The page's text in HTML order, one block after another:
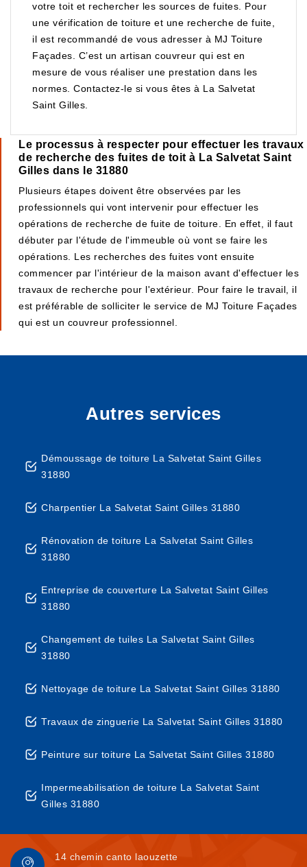
votre toit et rechercher les sources de fuites. Pour
une vérification de toiture et une recherche de fuite,
il est recommandé de vous adresser à MJ Toiture
Façades. C’est un artisan couvreur qui est en
mesure de vous réaliser une prestation dans les
normes. Contactez-le si vous êtes à La Salvetat
Saint Gilles.
Le processus à respecter pour effectuer les travaux
de recherche des fuites de toit à La Salvetat Saint
Gilles dans le 31880
Plusieurs étapes doivent être observées par les
professionnels qui vont intervenir pour effectuer les
opérations de recherche de fuite de toiture. En effet, il faut
débuter par l'étude de l'immeuble où vont se faire les
opérations. Les recherches des fuites vont ensuite
commencer par l'intérieur de la maison avant d'effectuer les
travaux de recherche pour l'extérieur. Pour faire le travail, il
est préférable de solliciter le service de MJ Toiture Façades
qui est un couvreur professionnel.
Autres services
Démoussage de toiture La Salvetat Saint Gilles
31880
Charpentier La Salvetat Saint Gilles 31880
Rénovation de toiture La Salvetat Saint Gilles
31880
Entreprise de couverture La Salvetat Saint Gilles
31880
Changement de tuiles La Salvetat Saint Gilles
31880
Nettoyage de toiture La Salvetat Saint Gilles 31880
Travaux de zinguerie La Salvetat Saint Gilles 31880
Peinture sur toiture La Salvetat Saint Gilles 31880
Impermeabilisation de toiture La Salvetat Saint
Gilles 31880
14 chemin canto laouzette